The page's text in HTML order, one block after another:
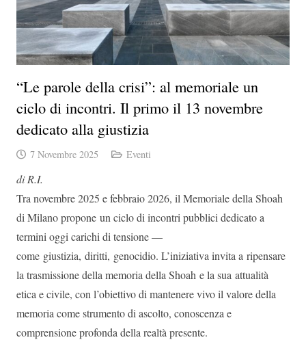
“Le parole della crisi”: al memoriale un
ciclo di incontri. Il primo il 13 novembre
dedicato alla giustizia
7 Novembre 2025 Eventi
di R.I.
Tra novembre 2025 e febbraio 2026, il Memoriale della Shoah
di Milano propone un ciclo di incontri pubblici dedicato a
termini oggi carichi di tensione —
come giustizia, diritti, genocidio. L’iniziativa invita a ripensare
la trasmissione della memoria della Shoah e la sua attualità
etica e civile, con l’obiettivo di mantenere vivo il valore della
memoria come strumento di ascolto, conoscenza e
comprensione profonda della realtà presente.